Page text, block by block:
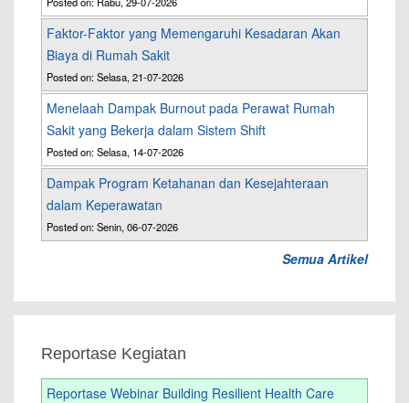
Faktor-Faktor yang Memengaruhi Kesadaran Akan
Biaya di Rumah Sakit
Posted on: Selasa, 21-07-2026
Menelaah Dampak Burnout pada Perawat Rumah
Sakit yang Bekerja dalam Sistem Shift
Posted on: Selasa, 14-07-2026
Dampak Program Ketahanan dan Kesejahteraan
dalam Keperawatan
Posted on: Senin, 06-07-2026
Semua Artikel
Reportase Kegiatan
Reportase Webinar Building Resilient Health Care